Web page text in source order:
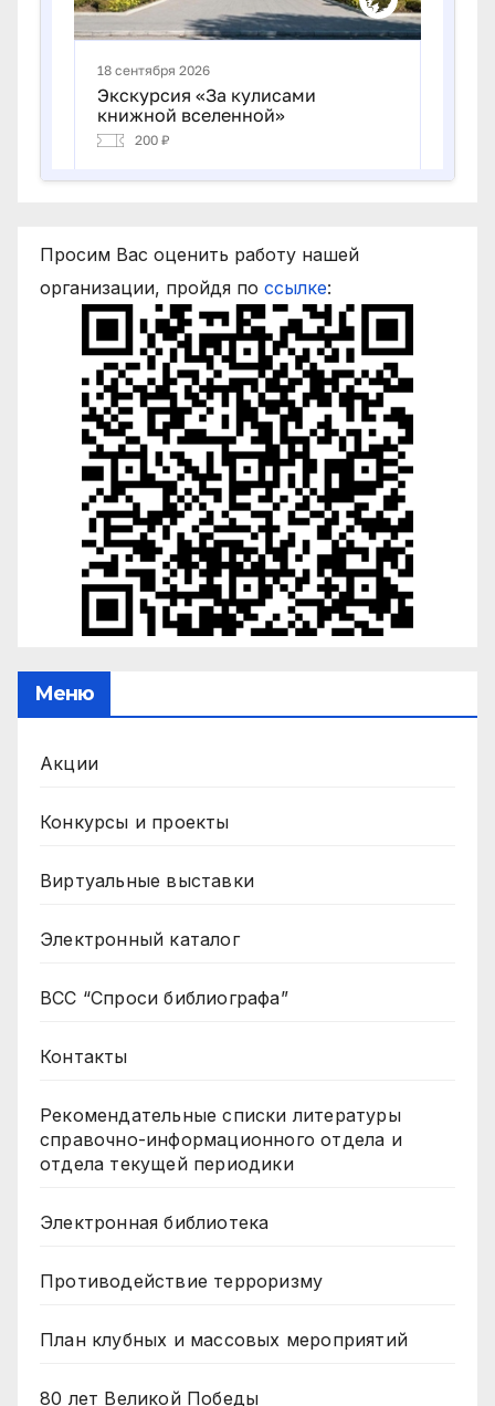
Просим Вас оценить работу нашей
организации, пройдя по ссылке:
Меню
Акции
Конкурсы и проекты
Виртуальные выставки
Электронный каталог
ВСС “Спроси библиографа”
Контакты
Рекомендательные списки литературы
справочно-информационного отдела и
отдела текущей периодики
Электронная библиотека
Противодействие терроризму
План клубных и массовых мероприятий
80 лет Великой Победы